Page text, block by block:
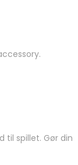
til spillet. Gør din